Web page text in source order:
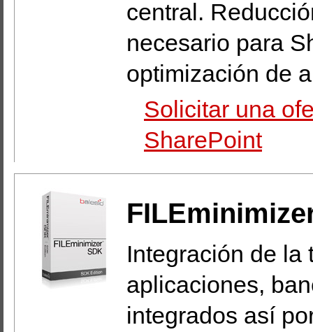
central.
necesario para
optimización de
Solicitar una
SharePoint
Integración de la
aplicaciones,
integrados así